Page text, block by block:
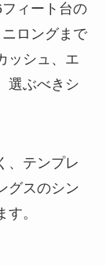
ィート台の
ロングまで
ッシュ、エ
選ぶべきシ
、テンプレ
グスのシン
。